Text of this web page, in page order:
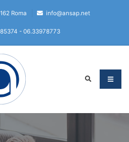
Roma info@ansap.net
- 06.33978773